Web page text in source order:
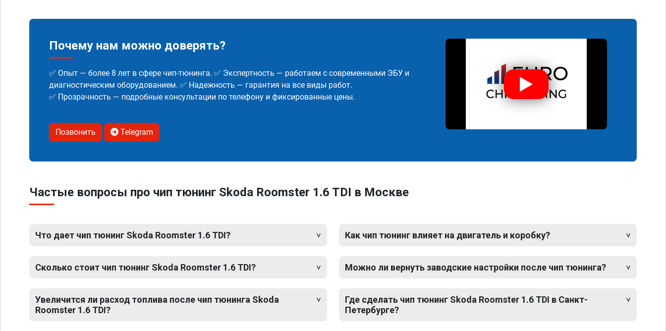
Почему нам можно доверять?
✅ Опыт — более 8 лет в сфере чип-тюнинга. ✅ Экспертность — работаем с современными ЭБУ и
диагностическим оборудованием. ✅ Надежность — гарантия на все виды работ.
✅ Прозрачность — подробные консультации по телефону и фиксированные цены.
Позвонить Telegram
Частые вопросы про чип тюнинг Skoda Roomster 1.6 TDI в Москве
Что дает чип тюнинг Skoda Roomster 1.6 TDI?
Сколько стоит чип тюнинг Skoda Roomster 1.6 TDI?
Увеличится ли расход топлива после чип тюнинга Skoda
Roomster 1.6 TDI?
Как чип тюнинг влияет на двигатель и коробку?
Можно ли вернуть заводские настройки после чип тюнинга?
Где сделать чип тюнинг Skoda Roomster 1.6 TDI в Санкт-
Петербурге?